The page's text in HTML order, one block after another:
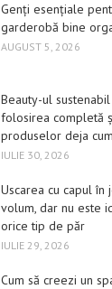
Genți esențiale
garderobă bine
AUGUST 5, 2026
Beauty-ul
folosirea completă
produselor deja
IULIE 30, 2026
Uscarea cu capul în
volum, dar nu este
orice tip de păr
IULIE 29, 2026
Cum să creezi un